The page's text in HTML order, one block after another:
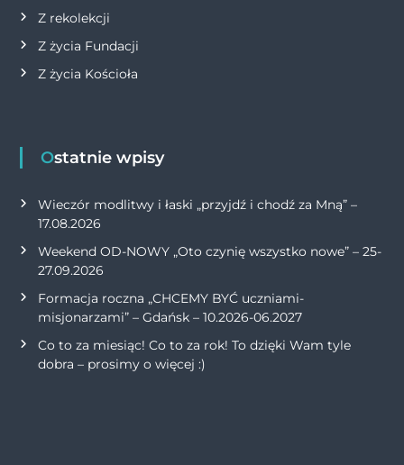
Z rekolekcji
Z życia Fundacji
Z życia Kościoła
Ostatnie wpisy
Wieczór modlitwy i łaski „przyjdź i chodź za Mną” –
17.08.2026
Weekend OD-NOWY „Oto czynię wszystko nowe” – 25-
27.09.2026
Formacja roczna „CHCEMY BYĆ uczniami-
misjonarzami” – Gdańsk – 10.2026-06.2027
Co to za miesiąc! Co to za rok! To dzięki Wam tyle
dobra – prosimy o więcej :)